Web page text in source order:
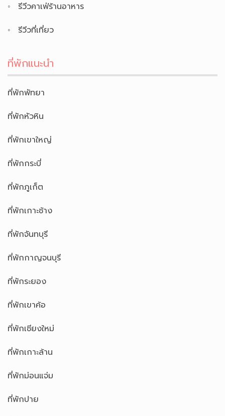
รีวีวคาเฟ่ร้านอาหาร
รีวีวที่เที่ยว
ที่พักแนะนำ
ที่พักพัทยา
ที่พักหัวหิน
ที่พักเขาใหญ่
ที่พักกระบี่
ที่พักภูเก็ต
ที่พักเกาะช้าง
ที่พักจันทบุรี
ที่พักกาญจนบุรี
ที่พักระยอง
ที่พักเขาค้อ
ที่พักเชียงใหม่
ที่พักเกาะล้าน
ที่พักม่อนแจ่ม
ที่พักปาย